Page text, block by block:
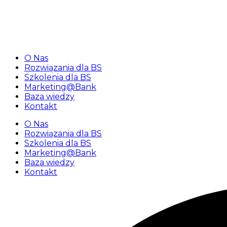
O Nas
Rozwiązania dla BS
Szkolenia dla BS
Marketing@Bank
Baza wiedzy
Kontakt
O Nas
Rozwiązania dla BS
Szkolenia dla BS
Marketing@Bank
Baza wiedzy
Kontakt